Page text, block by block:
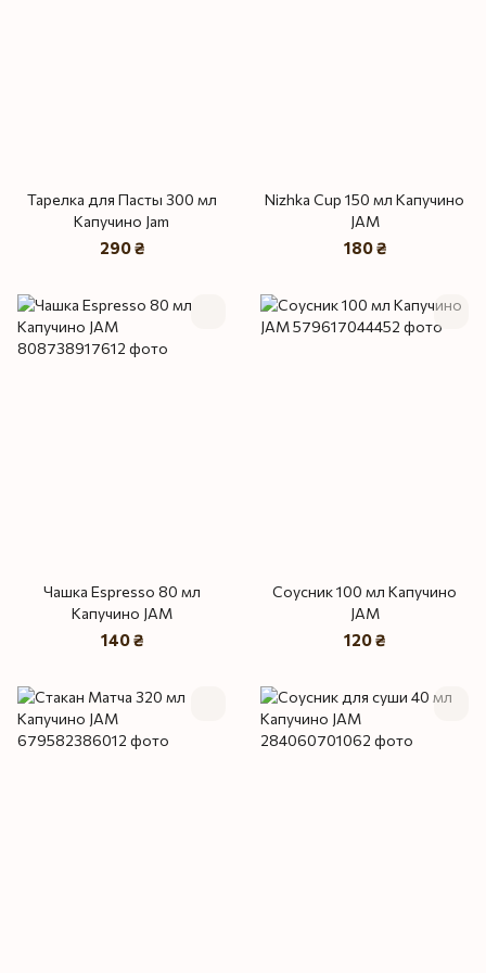
Тарелка для Пасты 300 мл
Капучино Jam
290 ₴
Nizhka Cup 150 мл Капучино
JAM
180 ₴
Чашка Espresso 80 мл
Капучино JAM
140 ₴
Соусник 100 мл Капучино
JAM
120 ₴